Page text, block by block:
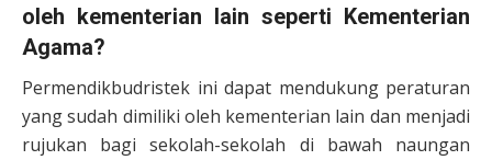
oleh kementerian lain seperti Kementerian
Agama?
Permendikbudristek ini dapat mendukung peraturan
yang sudah dimiliki oleh kementerian lain dan menjadi
rujukan bagi sekolah-sekolah di bawah naungan